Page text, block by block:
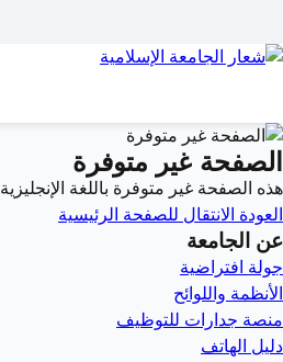
الصفحة غير متوفرة
هذه الصفحة غير متوفرة باللغة الإنجليزية
العودة الانتقال للصفحة الرئيسية
عن الجامعة
جولة افتراضية
الأنظمة واللوائح
منصة جدارات للتوظيف
دليل الهاتف